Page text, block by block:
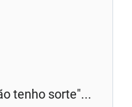
tenho sorte"...